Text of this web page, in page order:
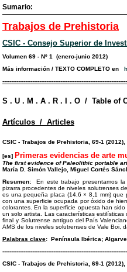
Sumario:
Trabajos de Prehistoria
CSIC - Consejo Superior de
Volumen 69 - Nº 1 (enero-junio 2012)
Más información / TEXTO COMPLETO en
S . U . M . A . R . I . O / Table of
Artículos / Articles
CSIC - Trabajos de Prehistoria, 69-1
[es] Primeras evidencias de arte
The first evidence of Paleolithic portable
María D. Simón Vallejo, Miguel Cortés
Resumen: En este trabajo presentamos
pizarra procedentes de niveles solutrenses
es una pequeña placa (14,6 × 8,1 mm) que
con una superficie ocupada por óxido de
colorantes. En la superficie opuesta han
un solo artista. Las características
final y Solutrense antiguo del País
AMS de los niveles solutrenses de Vale Boi,
Palabras clave: Península Ibérica;
CSIC - Trabajos de Prehistoria, 69-1